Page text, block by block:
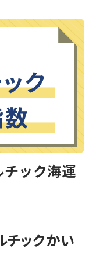
チック海運
チックかい